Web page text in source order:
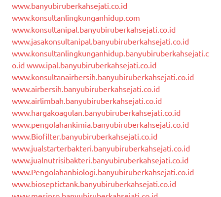
www.banyubiruberkahsejati.co.id
www.konsultanlingkunganhidup.com
www.konsultanipal.banyubiruberkahsejati.co.id
www.jasakonsultanipal.banyubiruberkahsejati.co.id
www.konsultanlingkunganhidup.banyubiruberkahsejati.c
o.id www.ipal.banyubiruberkahsejati.co.id
www.konsultanairbersih.banyubiruberkahsejati.co.id
www.airbersih.banyubiruberkahsejati.co.id
www.airlimbah.banyubiruberkahsejati.co.id
www.hargakoagulan.banyubiruberkahsejati.co.id
www.pengolahankimia.banyubiruberkahsejati.co.id
www.Biofilter.banyubiruberkahsejati.co.id
www.jualstarterbakteri.banyubiruberkahsejati.co.id
www.jualnutrisibakteri.banyubiruberkahsejati.co.id
www.Pengolahanbiologi.banyubiruberkahsejati.co.id
www.bioseptictank.banyubiruberkahsejati.co.id